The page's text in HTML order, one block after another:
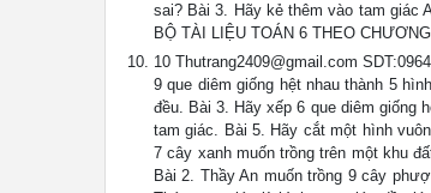
sai? Bài 3. Hãy kẻ thêm vào tam giác
BỘ TÀI LIỆU TOÁN 6 THEO
10Thutrang2409@gmail.com
9 que diêm giống hệt nhau thành 5
đều. Bài 3. Hãy xếp 6 que diêm giống
tam giác. Bài 5. Hãy cắt một hình
7 cây xanh muốn trồng trên một khu
Bài 2. Thầy An muốn trồng 9 cây